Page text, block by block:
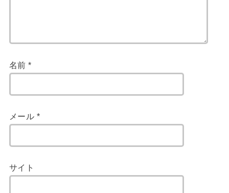
名前*
メール *
サイト